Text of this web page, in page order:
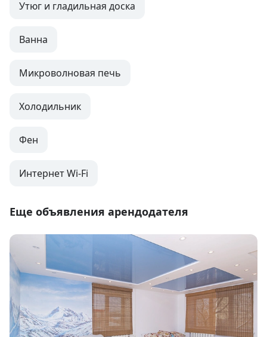
Утюг и гладильная доска
Ванна
Микроволновая печь
Холодильник
Фен
Интернет Wi-Fi
Еще объявления арендодателя